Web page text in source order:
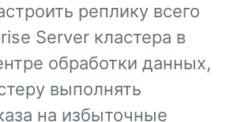
реплику всего
Server кластера в
обработки данных,
выполнять
на избыточные